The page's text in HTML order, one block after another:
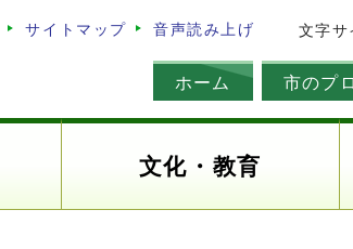
サイトマップ 音声読み上げ 文字サ
ホーム 市のプ
文化・教育